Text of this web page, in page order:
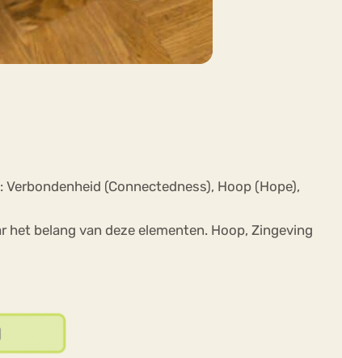
(Connectedness), Hoop (Hope),
het belang van deze elementen. Hoop, Zingeving